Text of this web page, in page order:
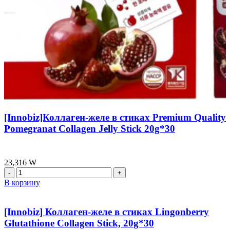
[Innobiz]Коллаген-желе в стиках Premium Quality
Pomegranat Collagen Jelly Stick 20g*30
23,316 ₩
Количество
товара
[Innobiz]Коллаген-
стиках
Premium
В корзину
[Innobiz] Коллаген-желе в стиках Lingonberry
Glutathione Collagen Stick, 20g*30